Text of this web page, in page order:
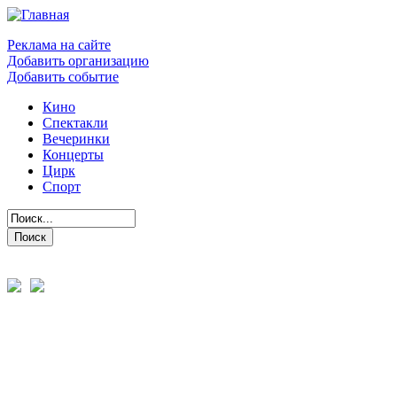
Реклама на сайте
Добавить организацию
Добавить событие
Кино
Спектакли
Вечеринки
Концерты
Цирк
Спорт